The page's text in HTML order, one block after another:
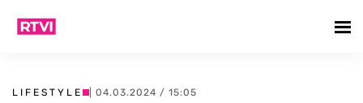
LIFESTYLE | 04.03.2024 / 15:05